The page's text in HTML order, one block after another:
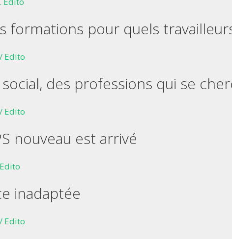
formations pour quels
Edito
social, des professions qui se
Edito
nouveau est arrivé
inadaptée
Edito